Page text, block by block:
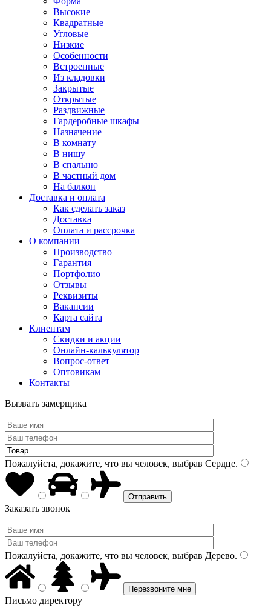
Высокие
Квадратные
Угловые
Низкие
Особенности
Встроенные
Из кладовки
Закрытые
Открытые
Раздвижные
Гардеробные шкафы
Назначение
В комнату
В нишу
В спальню
В частный дом
На балкон
Доставка и оплата
Как сделать заказ
Доставка
Оплата и рассрочка
О компании
Производство
Гарантия
Портфолио
Отзывы
Реквизиты
Вакансии
Карта сайта
Клиентам
Скидки и акции
Онлайн-калькулятор
Вопрос-ответ
Оптовикам
Контакты
Вызвать замерщика
Пожалуйста, докажите, что вы человек, выбрав Сердце.
Заказать звонок
Пожалуйста, докажите, что вы человек, выбрав Дерево.
Письмо директору